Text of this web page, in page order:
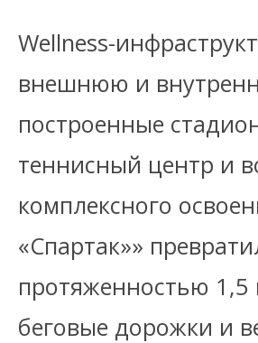
Wellness-
внешнюю и
построенные
теннисный центр и
комплексного
«Спартак»»
протяженностью
беговые дорожки и